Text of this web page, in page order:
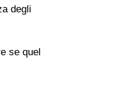
degli
se quel